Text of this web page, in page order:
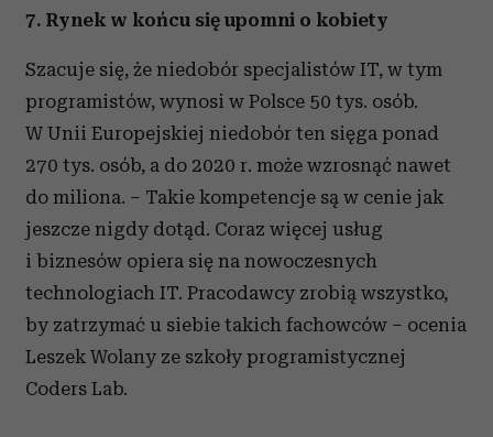
7. Rynek w końcu się upomni o kobiety
Szacuje się, że niedobór specjalistów IT, w tym
programistów, wynosi w Polsce 50 tys. osób.
W Unii Europejskiej niedobór ten sięga ponad
270 tys. osób, a do 2020 r. może wzrosnąć nawet
do miliona. – Takie kompetencje są w cenie jak
jeszcze nigdy dotąd. Coraz więcej usług
i biznesów opiera się na nowoczesnych
technologiach IT. Pracodawcy zrobią wszystko,
by zatrzymać u siebie takich fachowców – ocenia
Leszek Wolany ze szkoły programistycznej
Coders Lab.